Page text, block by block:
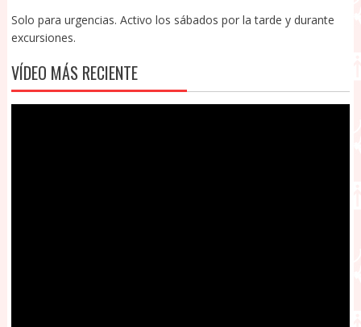
Solo para urgencias. Activo los sábados por la tarde y durante
excursiones.
VÍDEO MÁS RECIENTE